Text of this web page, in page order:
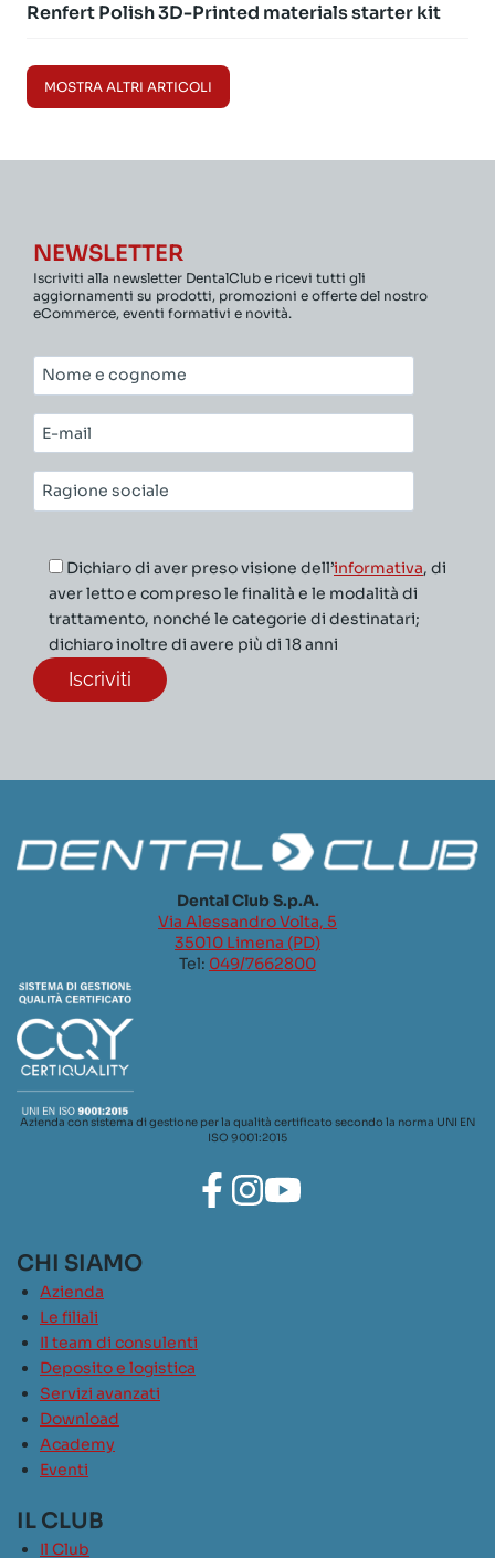
Renfert Polish 3D-Printed materials starter kit
MOSTRA ALTRI ARTICOLI
NEWSLETTER
Iscriviti alla newsletter DentalClub e ricevi tutti gli
aggiornamenti su prodotti, promozioni e offerte del nostro
eCommerce, eventi formativi e novità.
Nome
e
cognome*
E-
mail*
Ragione
sociale*
Dichiaro di aver preso visione dell’informativa, di
aver letto e compreso le finalità e le modalità di
trattamento, nonché le categorie di destinatari;
dichiaro inoltre di avere più di 18 anni
Dental Club S.p.A.
Via Alessandro Volta, 5
35010 Limena (PD)
Tel: 049/7662800
Azienda con sistema di gestione per la qualità certificato secondo la norma UNI EN
ISO 9001:2015
CHI SIAMO
Azienda
Le filiali
Il team di consulenti
Deposito e logistica
Servizi avanzati
Download
Academy
Eventi
IL CLUB
Il Club